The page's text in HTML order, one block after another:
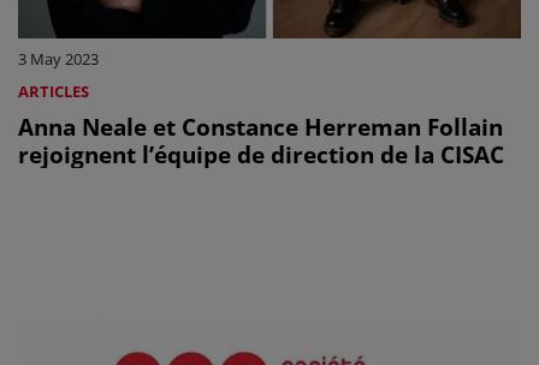
3 May 2023
ARTICLES
Anna Neale et Constance Herreman Follain
rejoignent l’équipe de direction de la CISAC